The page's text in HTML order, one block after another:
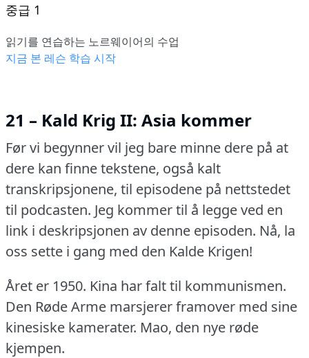
중급 1
읽기를 연습하는 노르웨이어의 수업
지금 본 레슨 학습 시작
21 – Kald Krig II: Asia kommer
Før vi begynner vil jeg bare minne dere på at
dere kan finne tekstene, også kalt
transkripsjonene, til episodene på nettstedet
til podcasten. Jeg kommer til å legge ved en
link i deskripsjonen av denne episoden. Nå, la
oss sette i gang med den Kalde Krigen!
Året er 1950. Kina har falt til kommunismen.
Den Røde Arme marsjerer framover med sine
kinesiske kamerater. Mao, den nye røde
kjempen.